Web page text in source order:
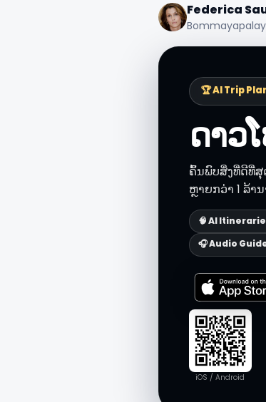
Federica
🏆 AI Trip
ດາວ
ຄົ້ນພົບສິ່ງທີ່ດີທີ່
ຫຼາຍກວ່າ 1 ລ້າ
🧠 AI
🎧 Audio
iOS / Android